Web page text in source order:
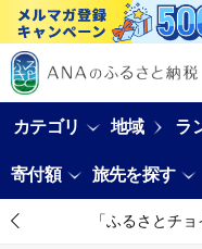
カテゴリ 地域 ラ
寄付額 旅先を探す
「ふるさとチ